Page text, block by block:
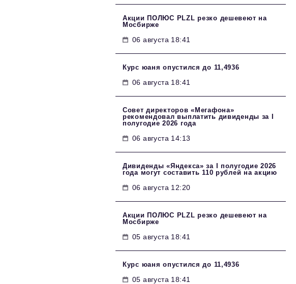
Акции ПОЛЮС PLZL резко дешевеют на
Мосбирже
06 августа 18:41
Курс юаня опустился до 11,4936
06 августа 18:41
Совет директоров «Мегафона»
рекомендовал выплатить дивиденды за I
полугодие 2026 года
06 августа 14:13
Дивиденды «Яндекса» за I полугодие 2026
года могут составить 110 рублей на акцию
06 августа 12:20
Акции ПОЛЮС PLZL резко дешевеют на
Мосбирже
05 августа 18:41
Курс юаня опустился до 11,4936
05 августа 18:41